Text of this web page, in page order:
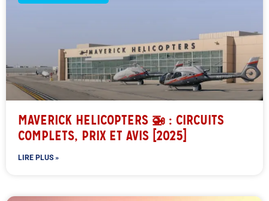
MAVERICK HELICOPTERS 🚁 : CIRCUITS
COMPLETS, PRIX ET AVIS [2025]
LIRE PLUS »